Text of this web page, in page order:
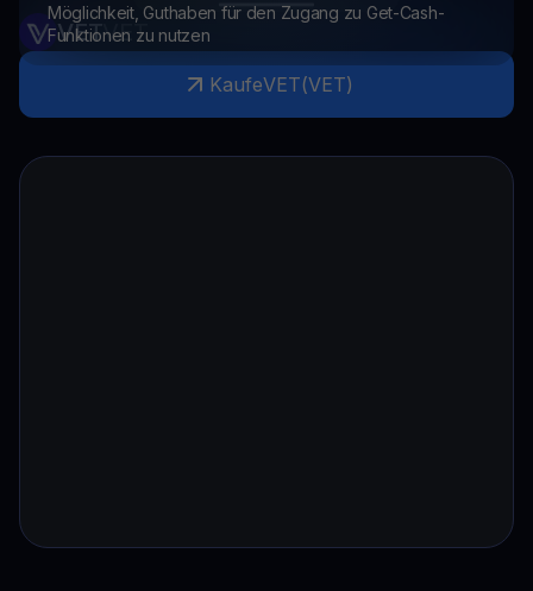
Möglichkeit, Guthaben für den Zugang zu Get-Cash-
Funktionen zu nutzen
VETVET
KaufeVET(VET)